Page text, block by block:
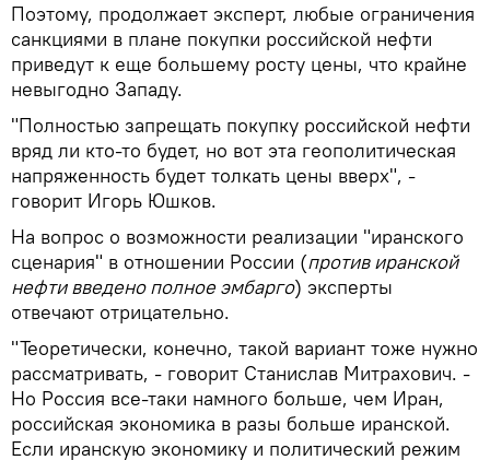
Поэтому, продолжает эксперт, любые ограничения
санкциями в плане покупки российской нефти
приведут к еще большему росту цены, что крайне
невыгодно Западу.
"Полностью запрещать покупку российской нефти
вряд ли кто-то будет, но вот эта геополитическая
напряженность будет толкать цены вверх", -
говорит Игорь Юшков.
На вопрос о возможности реализации "иранского
сценария" в отношении России (против иранской
нефти введено полное эмбарго) эксперты
отвечают отрицательно.
"Теоретически, конечно, такой вариант тоже нужно
рассматривать, - говорит Станислав Митрахович. -
Но Россия все-таки намного больше, чем Иран,
российская экономика в разы больше иранской.
Если иранскую экономику и политический режим